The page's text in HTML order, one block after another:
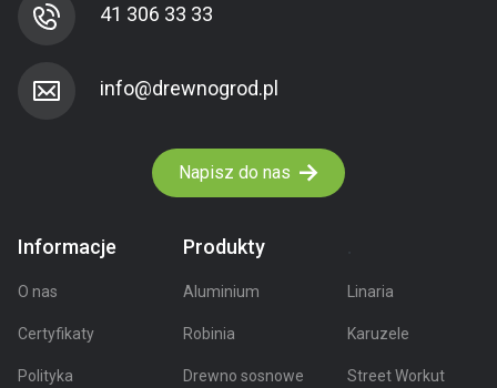
41 306 33 33
Napisz do nas
Informacje
O nas
Certyfikaty
Polityka
Produkty
Aluminium
Robinia
Drewno sosnowe
Linaria
Karuzele
Street Workut